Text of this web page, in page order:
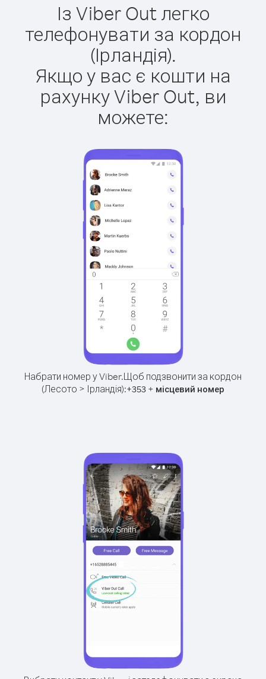
Із Viber Out легко
телефонувати за кордон
(Ірландія).
Якщо у вас є кошти на
рахунку Viber Out, ви
можете:
Набрати номер у Viber.Щоб подзвонити за кордон
(Лесото > Ірландія):+353 + місцевий номер